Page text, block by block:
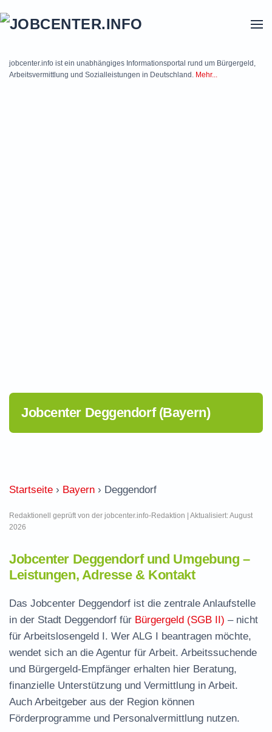
jobcenter.info ist ein unabhängiges Informationsportal rund um Bürgergeld,
Arbeitsvermittlung und Sozialleistungen in Deutschland. Mehr...
Jobcenter Deggendorf (Bayern)
Startseite › Bayern › Deggendorf
Redaktionell geprüft von der jobcenter.info-Redaktion | Aktualisiert: August
2026
Jobcenter Deggendorf und Umgebung –
Leistungen, Adresse & Kontakt
Das Jobcenter Deggendorf ist die zentrale Anlaufstelle
in der Stadt Deggendorf für Bürgergeld (SGB II) – nicht
für Arbeitslosengeld I. Wer ALG I beantragen möchte,
wendet sich an die Agentur für Arbeit. Arbeitssuchende
und Bürgergeld-Empfänger erhalten hier Beratung,
finanzielle Unterstützung und Vermittlung in Arbeit.
Auch Arbeitgeber aus der Region können
Förderprogramme und Personalvermittlung nutzen.